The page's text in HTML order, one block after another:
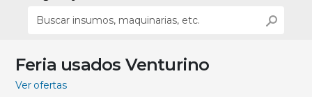
Feria usados Venturino
Ver ofertas